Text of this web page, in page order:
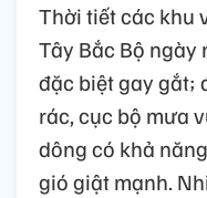
Thời tiết các khu
Tây Bắc Bộ ngày
đặc biệt gay gắt;
rác, cục bộ mưa
dông có khả
gió giật mạnh.